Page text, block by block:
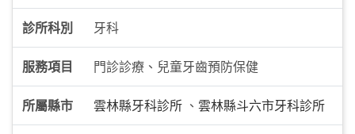
診所科別 牙科
服務項目 門診診療、兒童牙齒預防保健
所屬縣市 雲林縣牙科診所 、 雲林縣斗六市牙科診所